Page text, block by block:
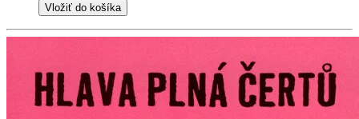
Vložiť do košíka